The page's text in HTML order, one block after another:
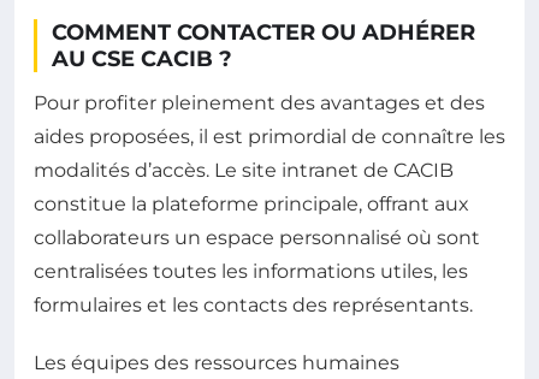
COMMENT CONTACTER OU ADHÉRER
AU CSE CACIB ?
Pour profiter pleinement des avantages et des
aides proposées, il est primordial de connaître les
modalités d’accès. Le site intranet de CACIB
constitue la plateforme principale, offrant aux
collaborateurs un espace personnalisé où sont
centralisées toutes les informations utiles, les
formulaires et les contacts des représentants.
Les équipes des ressources humaines